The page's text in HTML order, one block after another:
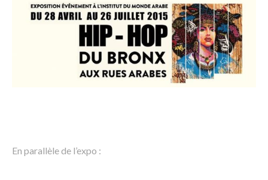
En parallèle de l’expo :